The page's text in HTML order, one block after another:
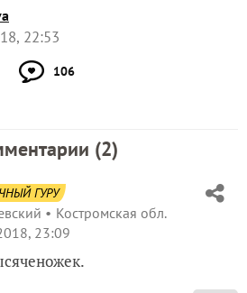
22:53
106
(2)
ГУРУ
Костромская обл.
23:09